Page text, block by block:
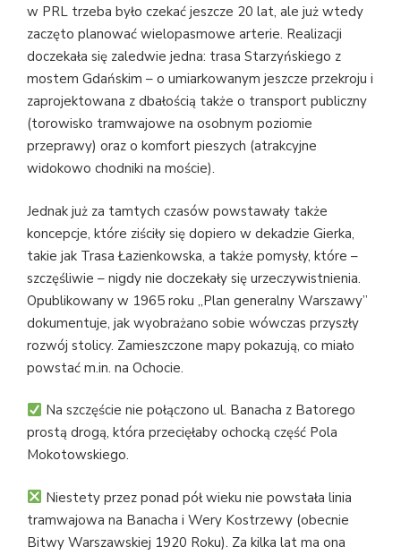
w PRL trzeba było czekać jeszcze 20 lat, ale już wtedy
zaczęto planować wielopasmowe arterie. Realizacji
doczekała się zaledwie jedna: trasa Starzyńskiego z
mostem Gdańskim – o umiarkowanym jeszcze przekroju i
zaprojektowana z dbałością także o transport publiczny
(torowisko tramwajowe na osobnym poziomie
przeprawy) oraz o komfort pieszych (atrakcyjne
widokowo chodniki na moście).
Jednak już za tamtych czasów powstawały także
koncepcje, które ziściły się dopiero w dekadzie Gierka,
takie jak Trasa Łazienkowska, a także pomysły, które –
szczęśliwie – nigdy nie doczekały się urzeczywistnienia.
Opublikowany w 1965 roku „Plan generalny Warszawy”
dokumentuje, jak wyobrażano sobie wówczas przyszły
rozwój stolicy. Zamieszczone mapy pokazują, co miało
powstać m.in. na Ochocie.
Na szczęście nie połączono ul. Banacha z Batorego
prostą drogą, która przecięłaby ochocką część Pola
Mokotowskiego.
Niestety przez ponad pół wieku nie powstała linia
tramwajowa na Banacha i Wery Kostrzewy (obecnie
Bitwy Warszawskiej 1920 Roku). Za kilka lat ma ona